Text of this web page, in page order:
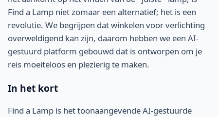
Find a Lamp niet zomaar een alternatief; het is een
revolutie. We begrijpen dat winkelen voor verlichting
overweldigend kan zijn, daarom hebben we een AI-
gestuurd platform gebouwd dat is ontworpen om je
reis moeiteloos en plezierig te maken.
In het kort
Find a Lamp is het toonaangevende AI-gestuurde